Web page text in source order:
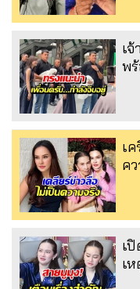
เ
พ
เ
ค
เ
เ